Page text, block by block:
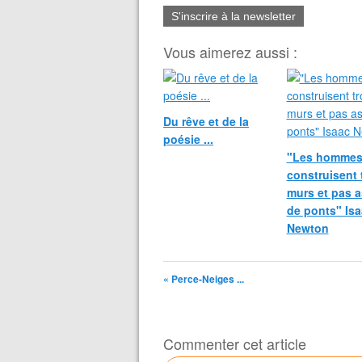
S'inscrire à la newsletter
Vous aimerez aussi :
Du rêve et de la
poésie ...
"Les hommes
construisent
murs et pas
de ponts"
Newton
« Perce-Neiges ...
Commenter cet article